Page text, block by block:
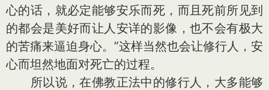
心的话，就必定能够安乐而死，而且死前所见到
的都会是美好而让人安详的影像，也不会有极大
的苦痛来逼迫身心。”这样当然也会让修行人，安
心而坦然地面对死亡的过程。
所以说，在佛教正法中的修行人，大多能够